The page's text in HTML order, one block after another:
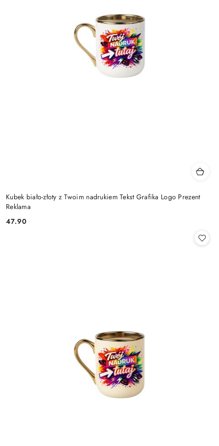
Kubek biało-złoty z Twoim nadrukiem Tekst Grafika Logo Prezent
Reklama
Cena:
47.90